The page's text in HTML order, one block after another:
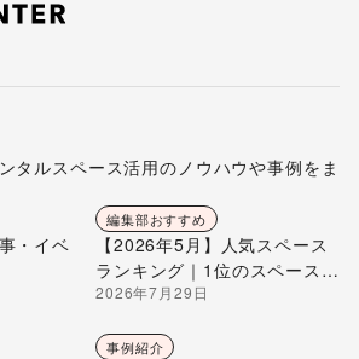
タルスペース活用のノウハウや事例をま
・イベ
編集部おすすめ
【2026年5月】人気スペース
ランキング｜1位のスペースを
編集部が解説
2026年7月29日
事例紹介